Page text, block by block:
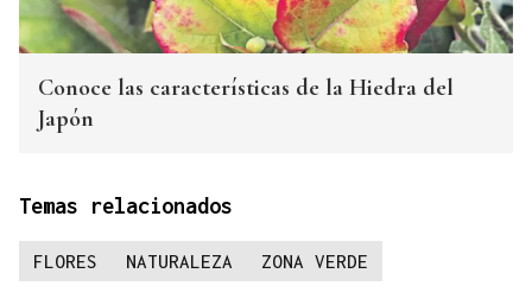
Conoce las características de la Hiedra del
Japón
Temas relacionados
FLORES NATURALEZA ZONA VERDE